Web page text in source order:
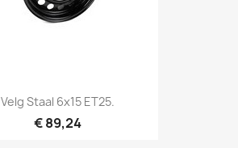
Velg Staal 6x15 ET25.
€ 89,24